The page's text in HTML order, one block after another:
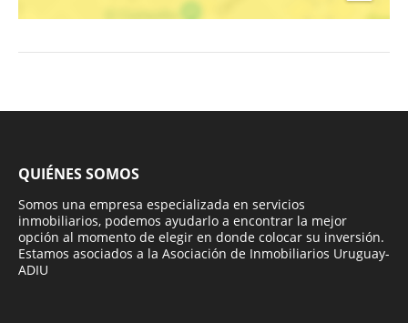
QUIÉNES SOMOS
Somos una empresa especializada en servicios
inmobiliarios, podemos ayudarlo a encontrar la mejor
opción al momento de elegir en donde colocar su inversión.
Estamos asociados a la Asociación de Inmobiliarios Uruguay-
ADIU